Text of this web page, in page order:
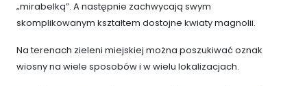
„mirabelką”. A następnie zachwycają swym
skomplikowanym kształtem dostojne kwiaty magnolii.
Na terenach zieleni miejskiej można poszukiwać oznak
wiosny na wiele sposobów i w wielu lokalizacjach.